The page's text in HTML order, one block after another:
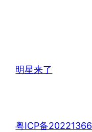
明星来了
粤ICP备